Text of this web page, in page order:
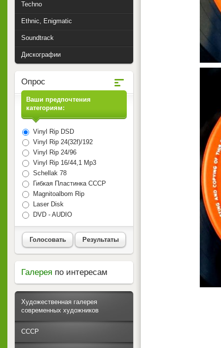
Techno
Ethnic, Enigmatic
Soundtrack
Дискографии
Опрос
Ваши предпочтения
категориям:
Vinyl Rip DSD
Vinyl Rip 24(32f)/192
Vinyl Rip 24/96
Vinyl Rip 16/44,1 Mp3
Schellak 78
Гибкая Пластинка СССР
Magnitoalbom Rip
Laser Disk
DVD - AUDIO
Голосовать Результаты
Галерея по интересам
Художественная галерея
современных художников
СССР